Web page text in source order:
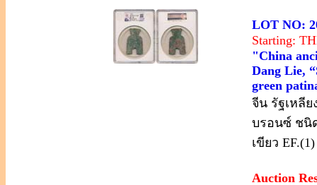
LOT NO:
Starting:
"China
Dang Lie,
green
จีน รัฐเหลี
บรอนซ์ ชนิ
เขียว
Auction